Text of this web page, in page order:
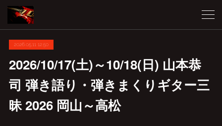
2026.05.11 12:50
2026/10/17(土)～10/18(日) 山本恭
司 弾き語り・弾きまくりギター三
昧 2026 岡山～高松